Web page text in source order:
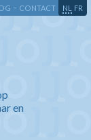
- CONTACT NL FR
en